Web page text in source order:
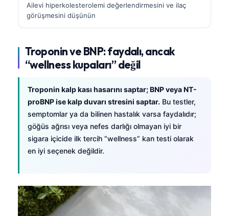
Ailevi hiperkolesterolemi değerlendirmesini ve ilaç
görüşmesini düşünün
Troponin ve BNP: faydalı, ancak
“wellness kupaları” değil
Troponin kalp kası hasarını saptar; BNP veya NT-
proBNP ise kalp duvarı stresini saptar. Bu testler,
semptomlar ya da bilinen hastalık varsa faydalıdır;
göğüs ağrısı veya nefes darlığı olmayan iyi bir
sigara içicide ilk tercih “wellness” kan testi olarak
en iyi seçenek değildir.
Basa Jawa
Cebuano
Кыргызча
Татар теле
Беларуская мова
Esperanto
Frysk
Ślōnskŏ gŏdka
Norsk bokmål